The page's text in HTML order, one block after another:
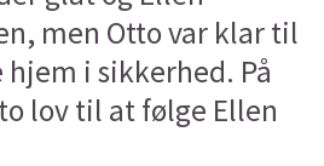
men Otto var klar til
i sikkerhed. På
lov til at følge Ellen